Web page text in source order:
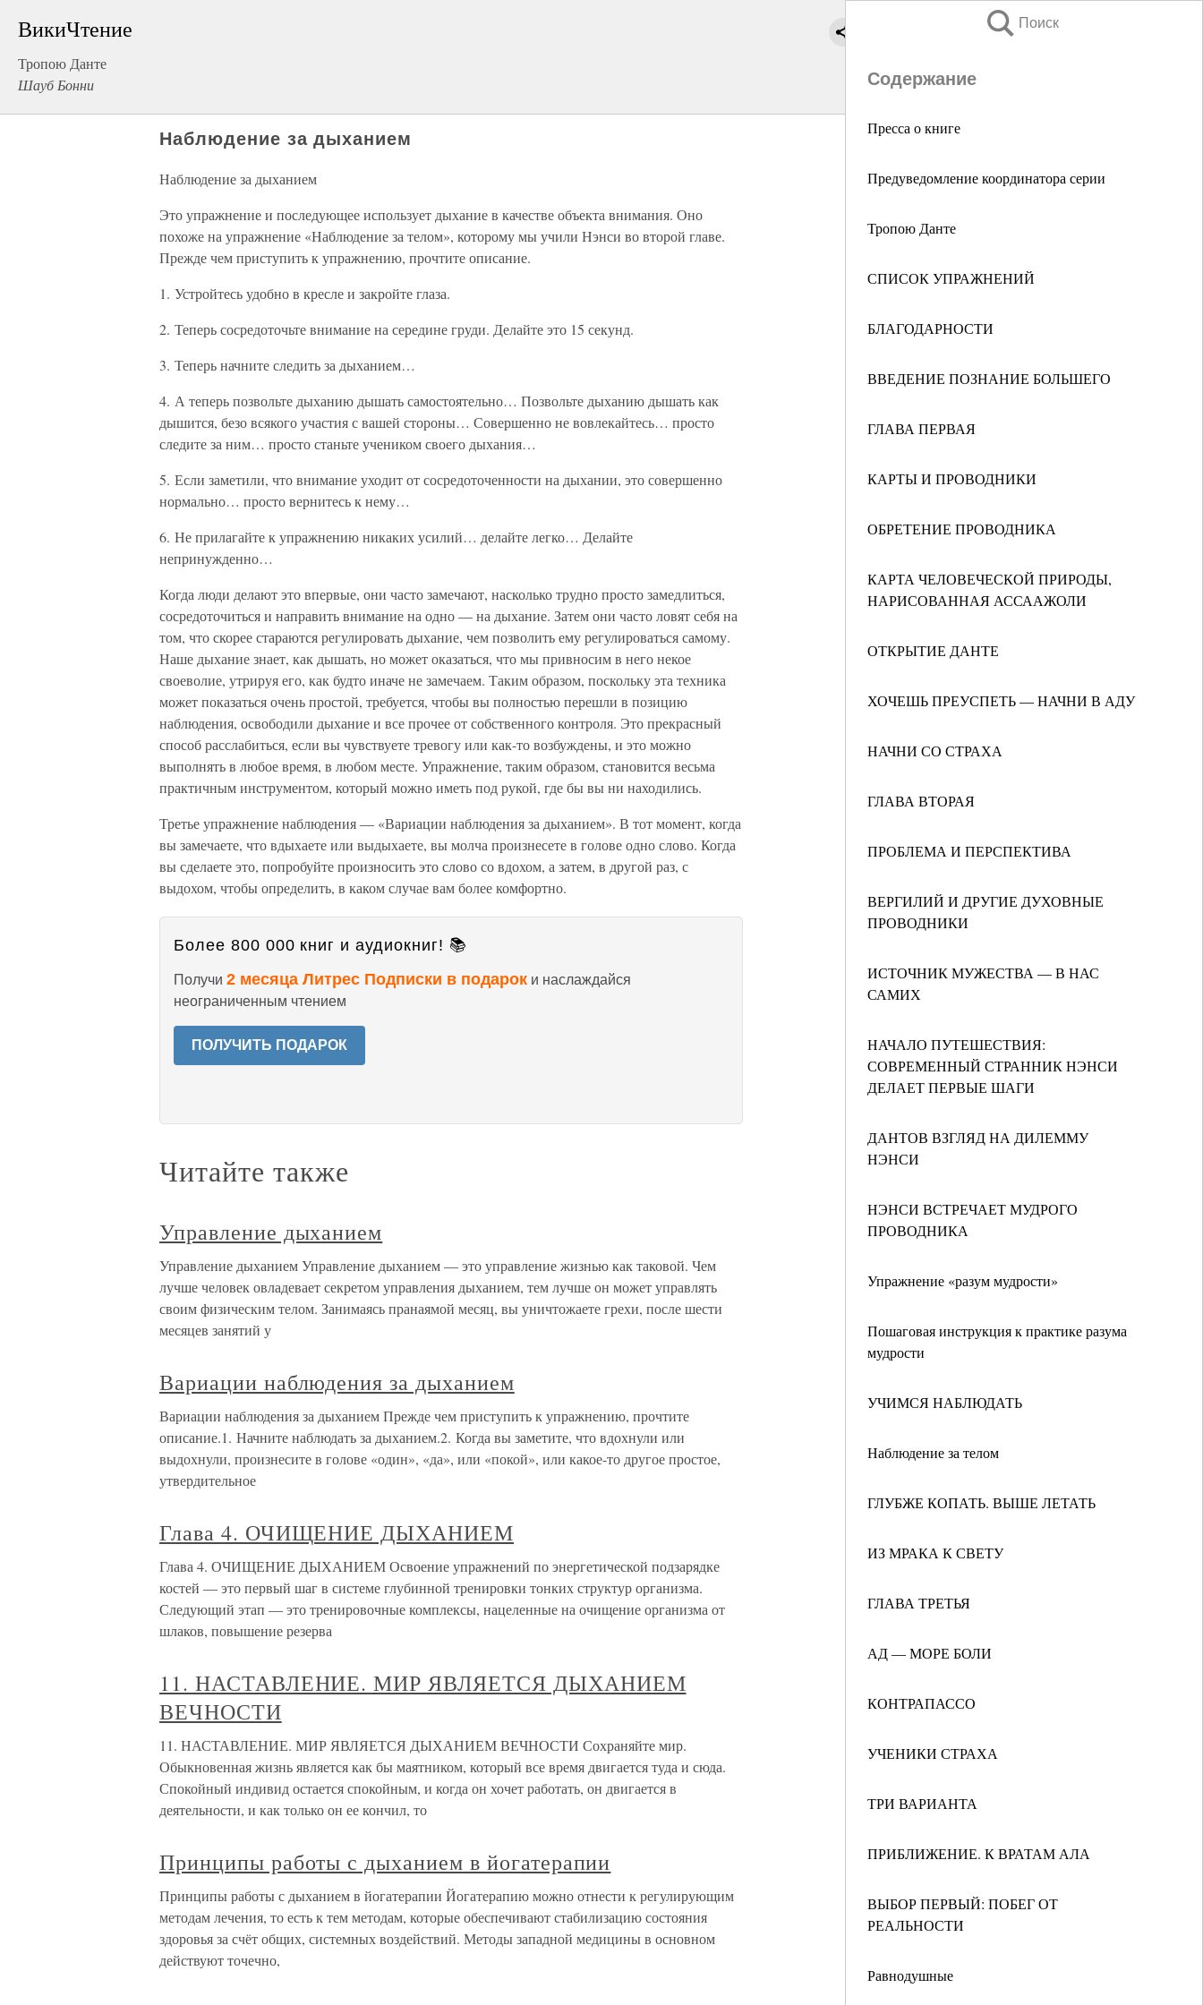
ВикиЧтение
Тропою Данте
Шауб Бонни
Поиск
Содержание
Пресса о книге
Предуведомление координатора серии
Тропою Данте
СПИСОК УПРАЖНЕНИЙ
БЛАГОДАРНОСТИ
ВВЕДЕНИЕ ПОЗНАНИЕ БОЛЬШЕГО
ГЛАВА ПЕРВАЯ
КАРТЫ И ПРОВОДНИКИ
ОБРЕТЕНИЕ ПРОВОДНИКА
КАРТА ЧЕЛОВЕЧЕСКОЙ ПРИРОДЫ,
НАРИСОВАННАЯ АССААЖОЛИ
ОТКРЫТИЕ ДАНТЕ
ХОЧЕШЬ ПРЕУСПЕТЬ — НАЧНИ В АДУ
НАЧНИ СО СТРАХА
ГЛАВА ВТОРАЯ
ПРОБЛЕМА И ПЕРСПЕКТИВА
ВЕРГИЛИЙ И ДРУГИЕ ДУХОВНЫЕ
ПРОВОДНИКИ
ИСТОЧНИК МУЖЕСТВА — В НАС
САМИХ
НАЧАЛО ПУТЕШЕСТВИЯ:
СОВРЕМЕННЫЙ СТРАННИК НЭНСИ
ДЕЛАЕТ ПЕРВЫЕ ШАГИ
ДАНТОВ ВЗГЛЯД НА ДИЛЕММУ
НЭНСИ
НЭНСИ ВСТРЕЧАЕТ МУДРОГО
ПРОВОДНИКА
Упражнение «разум мудрости»
Пошаговая инструкция к практике разума
мудрости
УЧИМСЯ НАБЛЮДАТЬ
Наблюдение за телом
ГЛУБЖЕ КОПАТЬ. ВЫШЕ ЛЕТАТЬ
ИЗ МРАКА К СВЕТУ
ГЛАВА ТРЕТЬЯ
АД — МОРЕ БОЛИ
КОНТРАПАССО
УЧЕНИКИ СТРАХА
ТРИ ВАРИАНТА
ПРИБЛИЖЕНИЕ. К ВРАТАМ АЛА
ВЫБОР ПЕРВЫЙ: ПОБЕГ ОТ
РЕАЛЬНОСТИ
Равнодушные
Наблюдение за дыханием
Наблюдение за дыханием
Это упражнение и последующее использует дыхание в качестве объекта внимания. Оно
похоже на упражнение «Наблюдение за телом», которому мы учили Нэнси во второй главе.
Прежде чем приступить к упражнению, прочтите описание.
1. Устройтесь удобно в кресле и закройте глаза.
2. Теперь сосредоточьте внимание на середине груди. Делайте это 15 секунд.
3. Теперь начните следить за дыханием…
4. А теперь позвольте дыханию дышать самостоятельно… Позвольте дыханию дышать как
дышится, безо всякого участия с вашей стороны… Совершенно не вовлекайтесь… просто
следите за ним… просто станьте учеником своего дыхания…
5. Если заметили, что внимание уходит от сосредоточенности на дыхании, это совершенно
нормально… просто вернитесь к нему…
6. Не прилагайте к упражнению никаких усилий… делайте легко… Делайте
непринужденно…
Когда люди делают это впервые, они часто замечают, насколько трудно просто замедлиться,
сосредоточиться и направить внимание на одно — на дыхание. Затем они часто ловят себя на
том, что скорее стараются регулировать дыхание, чем позволить ему регулироваться самому.
Наше дыхание знает, как дышать, но может оказаться, что мы привносим в него некое
своеволие, утрируя его, как будто иначе не замечаем. Таким образом, поскольку эта техника
может показаться очень простой, требуется, чтобы вы полностью перешли в позицию
наблюдения, освободили дыхание и все прочее от собственного контроля. Это прекрасный
способ расслабиться, если вы чувствуете тревогу или как-то возбуждены, и это можно
выполнять в любое время, в любом месте. Упражнение, таким образом, становится весьма
практичным инструментом, который можно иметь под рукой, где бы вы ни находились.
Третье упражнение наблюдения — «Вариации наблюдения за дыханием». В тот момент, когда
вы замечаете, что вдыхаете или выдыхаете, вы молча произнесете в голове одно слово. Когда
вы сделаете это, попробуйте произносить это слово со вдохом, а затем, в другой раз, с
выдохом, чтобы определить, в каком случае вам более комфортно.
Более 800 000 книг и аудиокниг! 📚
Получи 2 месяца Литрес Подписки в подарок и наслаждайся
неограниченным чтением
ПОЛУЧИТЬ ПОДАРОК
Читайте также
Управление дыханием
Управление дыханием Управление дыханием — это управление жизнью как таковой. Чем
лучше человек овладевает секретом управления дыханием, тем лучше он может управлять
своим физическим телом. Занимаясь пранаямой месяц, вы уничтожаете грехи, после шести
месяцев занятий у
Вариации наблюдения за дыханием
Вариации наблюдения за дыханием Прежде чем приступить к упражнению, прочтите
описание.1. Начните наблюдать за дыханием.2. Когда вы заметите, что вдохнули или
выдохнули, произнесите в голове «один», «да», или «покой», или какое-то другое простое,
утвердительное
Глава 4. ОЧИЩЕНИЕ ДЫХАНИЕМ
Глава 4. ОЧИЩЕНИЕ ДЫХАНИЕМ Освоение упражнений по энергетической подзарядке
костей — это первый шаг в системе глубинной тренировки тонких структур организма.
Следующий этап — это тренировочные комплексы, нацеленные на очищение организма от
шлаков, повышение резерва
11. НАСТАВЛЕНИЕ. МИР ЯВЛЯЕТСЯ ДЫХАНИЕМ
ВЕЧНОСТИ
11. НАСТАВЛЕНИЕ. МИР ЯВЛЯЕТСЯ ДЫХАНИЕМ ВЕЧНОСТИ Сохраняйте мир.
Обыкновенная жизнь является как бы маятником, который все время двигается туда и сюда.
Спокойный индивид остается спокойным, и когда он хочет работать, он двигается в
деятельности, и как только он ее кончил, то
Принципы работы с дыханием в йогатерапии
Принципы работы с дыханием в йогатерапии Йогатерапию можно отнести к регулирующим
методам лечения, то есть к тем методам, которые обеспечивают стабилизацию состояния
здоровья за счёт общих, системных воздействий. Методы западной медицины в основном
действуют точечно,